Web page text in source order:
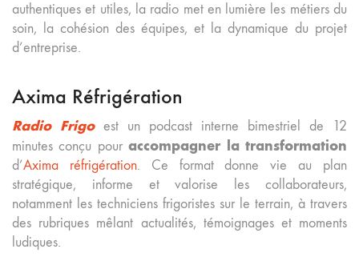
authentiques et utiles, la radio met en lumière les métiers du
soin, la cohésion des équipes, et la dynamique du projet
d’entreprise.
Axima Réfrigération
Radio Frigoest un podcast interne bimestriel de 12
minutes conçu pouraccompagner la transformation
d’Axima réfrigération. Ce format donne vie au plan
stratégique, informe et valorise les collaborateurs,
notamment les techniciens frigoristes sur le terrain, à travers
des rubriques mêlant actualités, témoignages et moments
ludiques.